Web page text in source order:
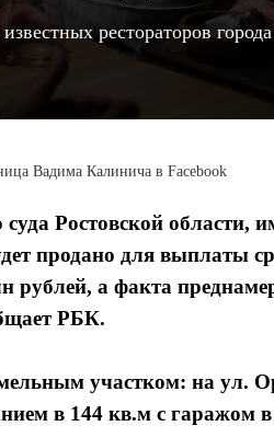
рестораторов
Вадима Калинича в Facebook
Ростовской области,
продано для выплаты
рублей, а факта
РБК.
участком: на ул.
в 144 кв.м с гаражом